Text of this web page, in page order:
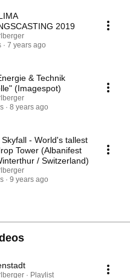
2019
7 years ago
& Technik
(Imagespot)
8 years ago
- World's tallest
Tower (Albanifest
/ Switzerland)
9 years ago
· Playlist